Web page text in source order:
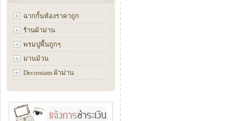
ฉากกั้นห้องราคาถูก
ร้านผ้าม่าน
พรมปูพื้นถูกๆ
ม่านม้วน
Decorsiam ผ้าม่าน